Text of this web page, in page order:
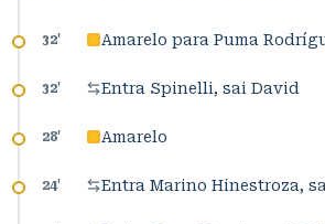
32' Amarelo para Puma
32' Entra Spinelli, sai David
28' Amarelo
24' Entra Marino Hinestroza,